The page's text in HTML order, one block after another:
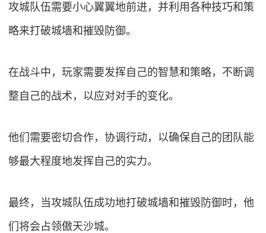
攻城队伍需要小心翼翼地前进，并利用各种技巧和策
略来打破城墙和摧毁防御。
在战斗中，玩家需要发挥自己的智慧和策略，不断调
整自己的战术，以应对对手的变化。
他们需要密切合作，协调行动，以确保自己的团队能
够最大程度地发挥自己的实力。
最终，当攻城队伍成功地打破城墙和摧毁防御时，他
们将会占领傲天沙城。